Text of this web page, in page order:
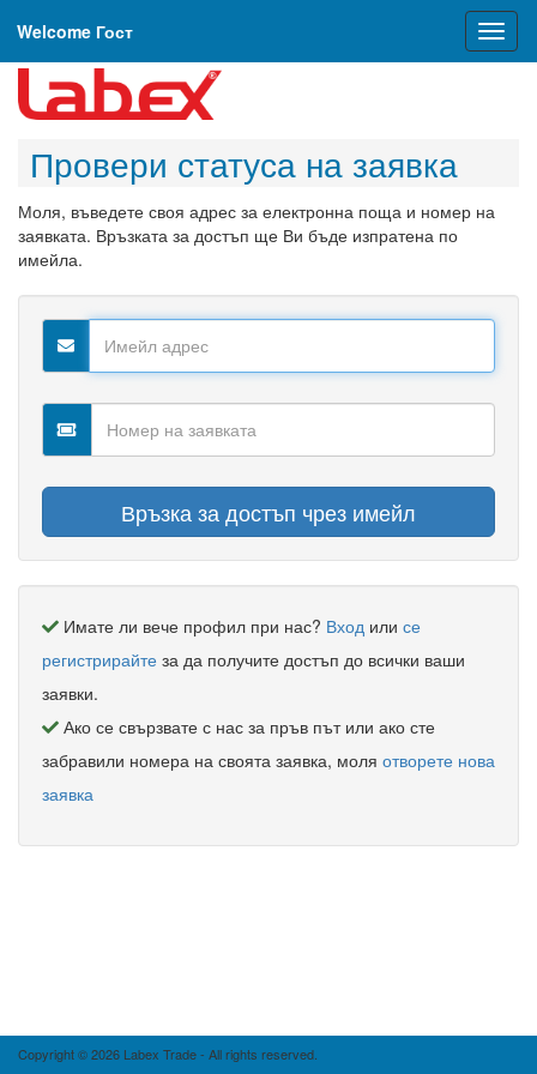
Welcome Гост
Провери статуса на заявка
Моля, въведете своя адрес за електронна поща и номер на
заявката. Връзката за достъп ще Ви бъде изпратена по
имейла.
Имате ли вече профил при нас? Вход или се
регистрирайте за да получите достъп до всички ваши
заявки.
Ако се свързвате с нас за пръв път или ако сте
забравили номера на своята заявка, моля отворете нова
заявка
Copyright © 2026 Labex Trade - All rights reserved.